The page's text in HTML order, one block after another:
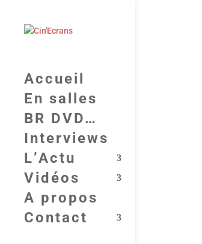
Accueil
En salles
BR DVD…
Interviews
L’Actu
Vidéos
A propos
Contact